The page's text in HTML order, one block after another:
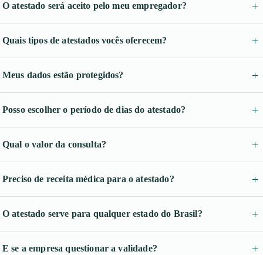
O atestado será aceito pelo meu empregador?
Quais tipos de atestados vocês oferecem?
Meus dados estão protegidos?
Posso escolher o período de dias do atestado?
Qual o valor da consulta?
Preciso de receita médica para o atestado?
O atestado serve para qualquer estado do Brasil?
E se a empresa questionar a validade?